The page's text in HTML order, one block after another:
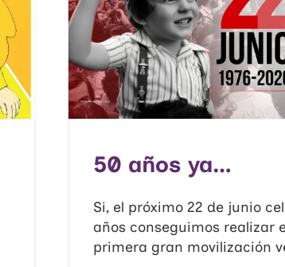
50 años ya…
Si, el próximo 22 de junio
años conseguimos realizar
primera gran movilización